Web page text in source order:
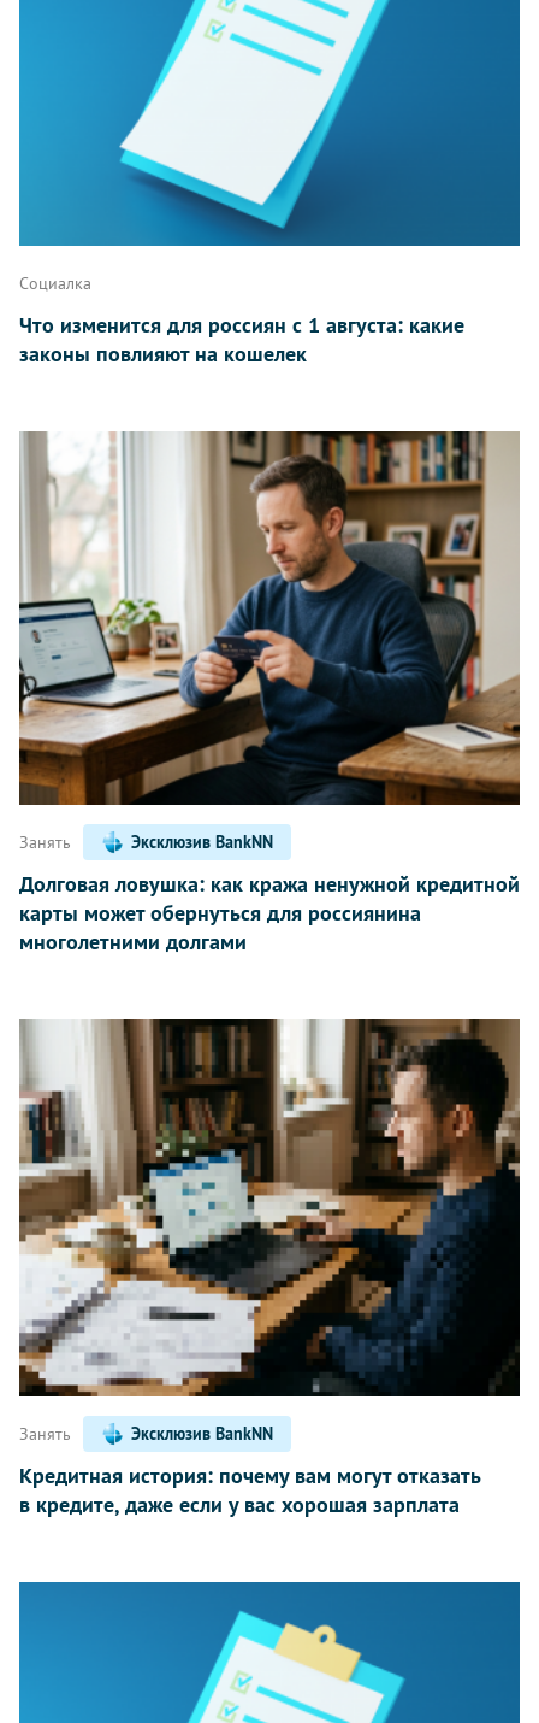
Написать
Социалка
Что изменится для россиян с 1 августа: какие
законы повлияют на кошелек
Занять Эксклюзив BankNN
Долговая ловушка: как кража ненужной кредитной
карты может обернуться для россиянина
многолетними долгами
Занять Эксклюзив BankNN
Кредитная история: почему вам могут отказать
в кредите, даже если у вас хорошая зарплата